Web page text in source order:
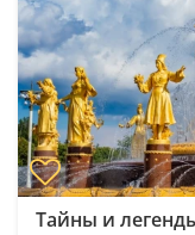
Тайны и